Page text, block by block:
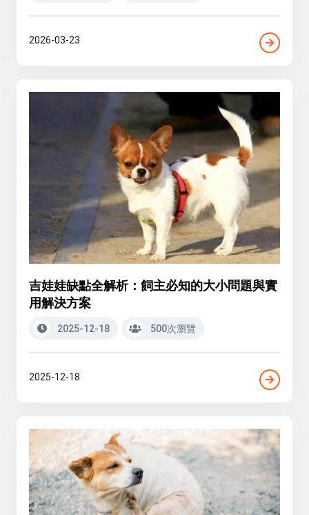
2026-03-23
吉娃娃缺點全解析：飼主必知的大小問題與實
用解決方案
2025-12-18 500次瀏覽
2025-12-18